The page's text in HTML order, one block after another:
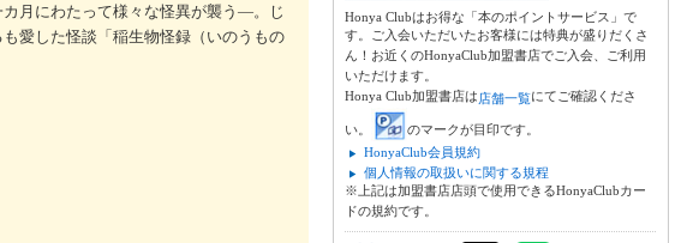
月にわたって様々な怪異が襲う―。じ
愛した怪談「稲生物怪録（いのうもの
Honya Clubはお得な「本のポイントサービス」で
す。ご入会いただいたお客様には特典が盛りだくさ
ん！お近くのHonyaClub加盟書店でご入会、ご利用
いただけます。
Honya Club加盟書店は店舗一覧にてご確認くださ
い。
のマークが目印です。
HonyaClub会員規約
個人情報の取扱いに関する規程
※上記は加盟書店店頭で使用できるHonyaClubカー
ドの規約です。